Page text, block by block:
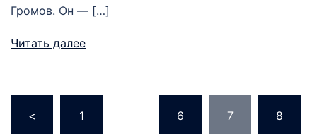
Громов. Он — […]
Читать далее
записей
< 1 6 7 8